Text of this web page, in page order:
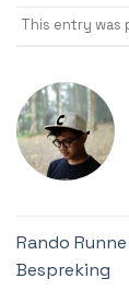
This entry was
Rando
Bespreking